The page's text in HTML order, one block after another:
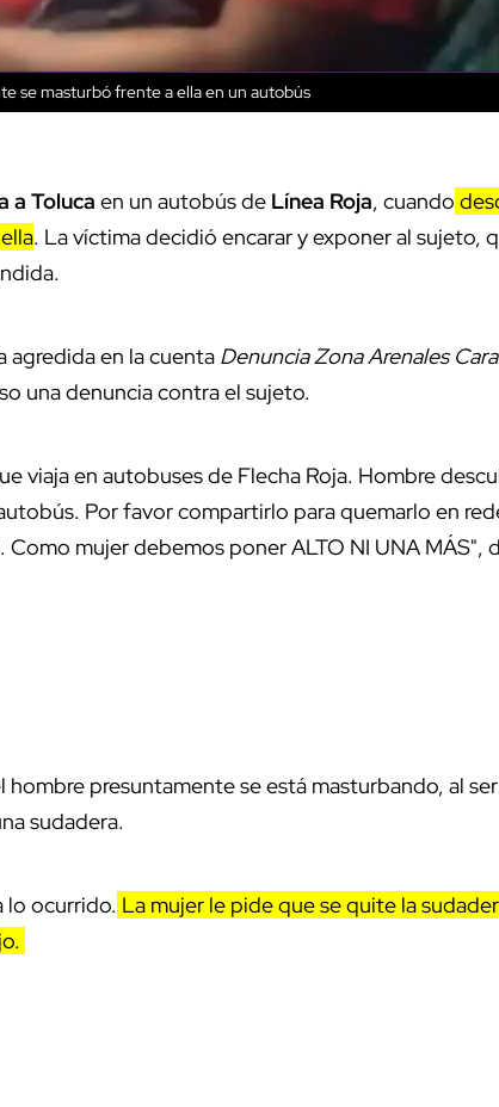
se masturbó frente a ella en un autobús
a Toluca en un autobús de Línea Roja, cuando
. La víctima decidió encarar y exponer al sujeto,
agredida en la cuenta Denuncia Zona Arenales
una denuncia contra el sujeto.
viaja en autobuses de Flecha Roja. Hombre
Por favor compartirlo para quemarlo en
Como mujer debemos poner ALTO NI UNA MÁS",
hombre presuntamente se está masturbando, al
sudadera.
lo ocurrido. La mujer le pide que se quite la